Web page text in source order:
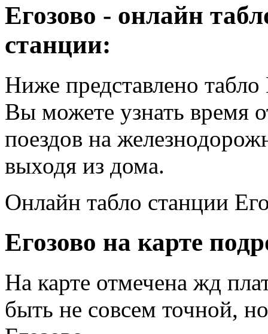
Егозово - онлайн
станции:
Ниже представлено
Вы можете узнать время
поездов на
выходя из дома.
Онлайн табло станции
Егозово на карте
На карте отмечена жд
быть не совсем точной,